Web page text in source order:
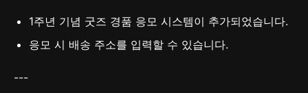
1주년 기념 굿즈 경품 응모 시스템이 추가되었습니다.
응모 시 배송 주소를 입력할 수 있습니다.
---